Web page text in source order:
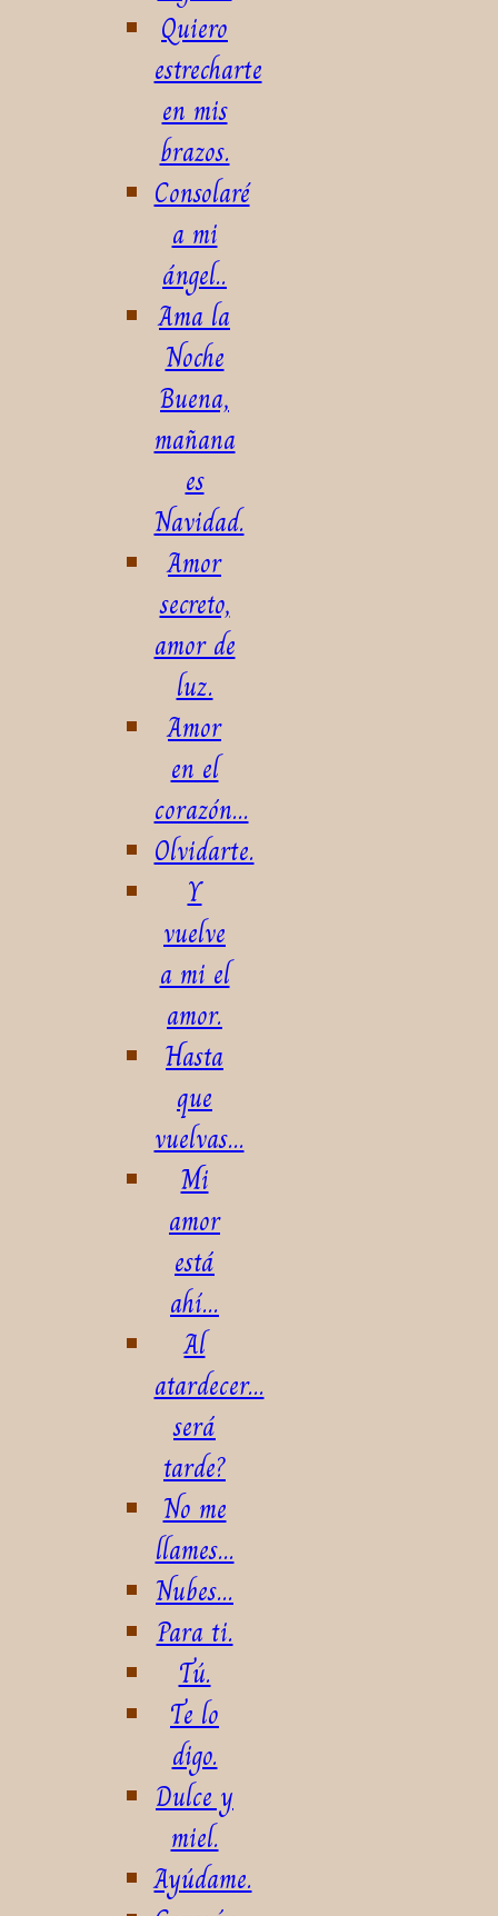
Quiero
estrecharte
en mis
brazos.
Consolaré
a mi
ángel..
Ama la
Noche
Buena,
mañana
es
Navidad.
Amor
secreto,
amor de
luz.
Amor
en el
corazón...
Olvidarte.
Y
vuelve
a mi el
amor.
Hasta
que
vuelvas...
Mi
amor
está
ahí...
Al
atardecer...
será
tarde?
No me
llames...
Nubes...
Para ti.
Tú.
Te lo
digo.
Dulce y
miel.
Ayúdame.